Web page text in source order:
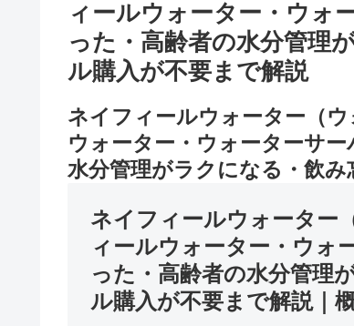
ィールウォーター・ウォ
った・高齢者の水分管理
ル購入が不要まで解説
ネイフィールウォーター（
ウォーター・ウォーターサ
水分管理がラクになる・飲
ネイフィールウォーター
ィールウォーター・ウォ
った・高齢者の水分管理
ル購入が不要まで解説｜